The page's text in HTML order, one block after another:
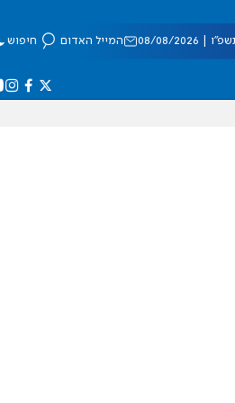
08/2026 המייל האדום חיפוש